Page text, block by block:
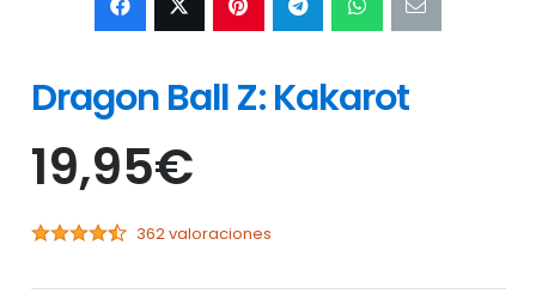
Dragon Ball Z: Kakarot
19,95€
362 valoraciones